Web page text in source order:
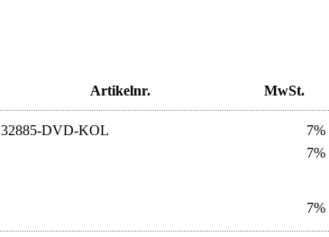
Artikelnr. MwSt.
32885-DVD-KOL 7%
7%
7%